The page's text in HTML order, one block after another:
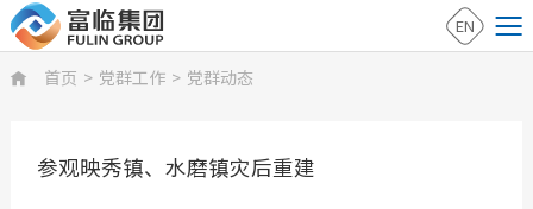
EN
 首页 > 党群工作 > 党群动态
参观映秀镇、水磨镇灾后重建